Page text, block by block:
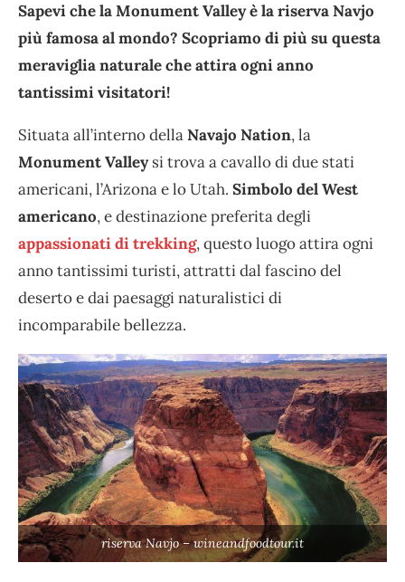
Sapevi che la Monument Valley è la riserva Navjo
più famosa al mondo? Scopriamo di più su questa
meraviglia naturale che attira ogni anno
tantissimi visitatori!
Situata all’interno dellaNavajo Nation, la
Monument Valleysi trova a cavallo di due stati
americani, l’Arizona e lo Utah. Simbolo del West
americano, e destinazione preferita degli
appassionati di trekking, questo luogo attira ogni
anno tantissimi turisti, attratti dal fascino del
deserto e dai paesaggi naturalistici di
incomparabile bellezza.
riserva Navjo – wineandfoodtour.it